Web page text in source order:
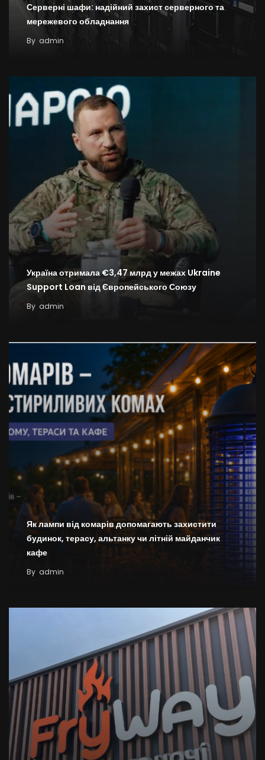
Серверні шафи: надійний захист серверного та
мережевого обладнання
By admin
Україна отримала €3,47 млрд у межах Ukraine
Support Loan від Європейського Союзу
By admin
Як лампи від комарів допомагають захистити
будинок, терасу, альтанку чи літній майданчик
кафе
By admin